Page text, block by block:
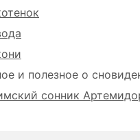
и полезное о
сонник